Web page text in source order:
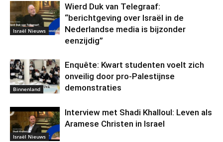
Israël Nieuws
Wierd Duk van Telegraaf:
“berichtgeving over Israël in de
Nederlandse media is bijzonder
eenzijdig”
Binnenland
Enquête: Kwart studenten voelt zich
onveilig door pro-Palestijnse
demonstraties
Israël Nieuws
Interview met Shadi Khalloul: Leven als
Aramese Christen in Israel